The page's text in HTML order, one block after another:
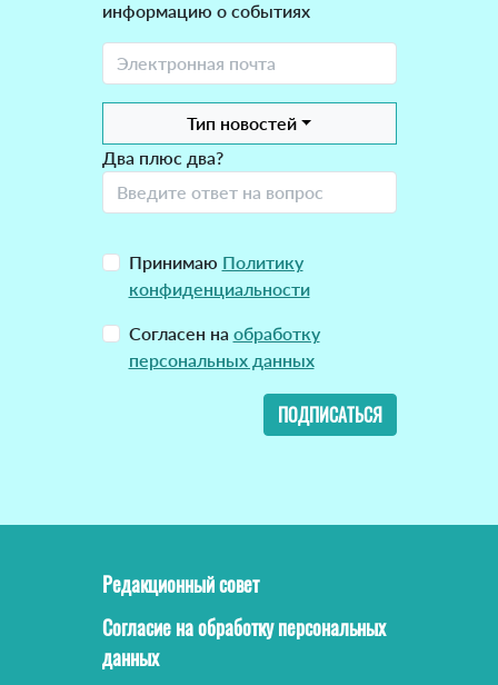
информацию о событиях
Тип новостей
Два плюс два?
Принимаю Политику
конфиденциальности
Согласен на обработку
персональных данных
ПОДПИСАТЬСЯ
Редакционный совет
Согласие на обработку персональных
данных